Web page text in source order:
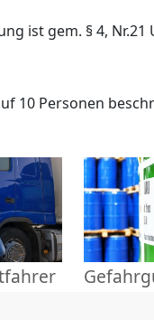
ist gem. § 4,
10 Personen